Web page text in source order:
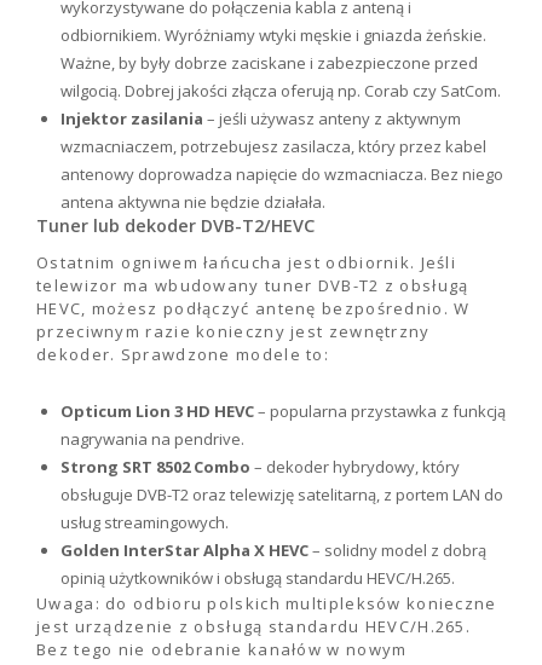
wykorzystywane do połączenia kabla z anteną i
odbiornikiem. Wyróżniamy wtyki męskie i gniazda żeńskie.
Ważne, by były dobrze zaciskane i zabezpieczone przed
wilgocią. Dobrej jakości złącza oferują np. Corab czy SatCom.
Injektor zasilania – jeśli używasz anteny z aktywnym
wzmacniaczem, potrzebujesz zasilacza, który przez kabel
antenowy doprowadza napięcie do wzmacniacza. Bez niego
antena aktywna nie będzie działała.
Tuner lub dekoder DVB-T2/HEVC
Ostatnim ogniwem łańcucha jest odbiornik. Jeśli
telewizor ma wbudowany tuner DVB-T2 z obsługą
HEVC, możesz podłączyć antenę bezpośrednio. W
przeciwnym razie konieczny jest zewnętrzny
dekoder. Sprawdzone modele to:
Opticum Lion 3 HD HEVC– popularna przystawka z funkcją
nagrywania na pendrive.
Strong SRT 8502 Combo – dekoder hybrydowy, który
obsługuje DVB-T2 oraz telewizję satelitarną, z portem LAN do
usług streamingowych.
Golden InterStar Alpha X HEVC– solidny model z dobrą
opinią użytkowników i obsługą standardu HEVC/H.265.
Uwaga: do odbioru polskich multipleksów konieczne
jest urządzenie z obsługą standardu HEVC/H.265.
Bez tego nie odebranie kanałów w nowym